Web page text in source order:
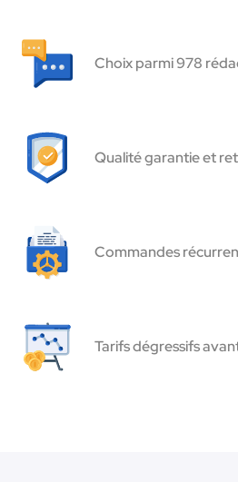
Choix parmi 978
Qualité garantie et
Commandes
Tarifs dégressifs